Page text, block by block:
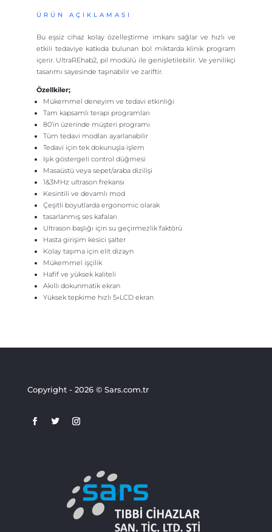
ÜRÜN AÇIKLAMASI
Bu eşsiz cihaz kolay özelleştirme imkanı sağlar ve hızlı ve
etkili tedaviye katkıda bulunan bol miktarda klinik program
içerir. UltraREhab2, pil modülü ile genişletilebilir. Ve yenilikçi
tasarımı sayesinde taşınabilir ve zariftir.
Özellkiler;
Mükemmel deneyim ve tedavi etkinliği
Tam kapsamlı terapi programları
80’in üzerinde müşteri programı
Tüm tedavi modları ayarlanabilir
Tedavi için tek dokunuşla işlem
Işık göstergeli control düğmesi
Masaüstü veya sepet/araba dizilişi
1&3MHz ultrason frekansı
Kesintili ve devamlı mod
Çeşitli boyutlarda ergonomic olarak
tasarlanmış ses kafaları
Ultrason başlığı için su geçirmezlik faktörü
Hasta girişim kesici şalter
Kolay taşıma için elit dizayn
Mükemmel işçilik
Hafif ve yüksek kaliteli
Akıllı dokunmatik ekran
Yüksek tepkime hızlı 5»LCD ekran
Copyright - 2026 © Sars.com.tr